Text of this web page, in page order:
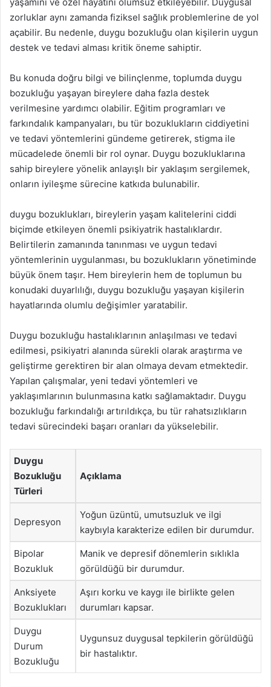
zorluklar aynı zamanda fiziksel sağlık problemlerine de yol
açabilir. Bu nedenle, duygu bozukluğu olan kişilerin uygun
destek ve tedavi alması kritik öneme sahiptir.
Bu konuda doğru bilgi ve bilinçlenme, toplumda duygu
bozukluğu yaşayan bireylere daha fazla destek
verilmesine yardımcı olabilir. Eğitim programları ve
farkındalık kampanyaları, bu tür bozuklukların ciddiyetini
ve tedavi yöntemlerini gündeme getirerek, stigma ile
mücadelede önemli bir rol oynar. Duygu bozukluklarına
sahip bireylere yönelik anlayışlı bir yaklaşım sergilemek,
onların iyileşme sürecine katkıda bulunabilir.
duygu bozuklukları, bireylerin yaşam kalitelerini ciddi
biçimde etkileyen önemli psikiyatrik hastalıklardır.
Belirtilerin zamanında tanınması ve uygun tedavi
yöntemlerinin uygulanması, bu bozuklukların yönetiminde
büyük önem taşır. Hem bireylerin hem de toplumun bu
konudaki duyarlılığı, duygu bozukluğu yaşayan kişilerin
hayatlarında olumlu değişimler yaratabilir.
Duygu bozukluğu hastalıklarının anlaşılması ve tedavi
edilmesi, psikiyatri alanında sürekli olarak araştırma ve
geliştirme gerektiren bir alan olmaya devam etmektedir.
Yapılan çalışmalar, yeni tedavi yöntemleri ve
yaklaşımlarının bulunmasına katkı sağlamaktadır. Duygu
bozukluğu farkındalığı artırıldıkça, bu tür rahatsızlıkların
tedavi sürecindeki başarı oranları da yükselebilir.
Duygu
Bozukluğu
Türleri
Açıklama
Depresyon
Yoğun üzüntü, umutsuzluk ve ilgi
kaybıyla karakterize edilen bir durumdur.
Bipolar
Bozukluk
Manik ve depresif dönemlerin sıklıkla
görüldüğü bir durumdur.
Anksiyete
Bozuklukları
Aşırı korku ve kaygı ile birlikte gelen
durumları kapsar.
Duygu
Durum
Bozukluğu
Uygunsuz duygusal tepkilerin görüldüğü
bir hastalıktır.